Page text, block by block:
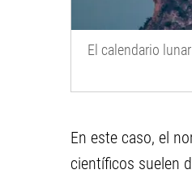
El calendario
En este caso, el
científicos suelen